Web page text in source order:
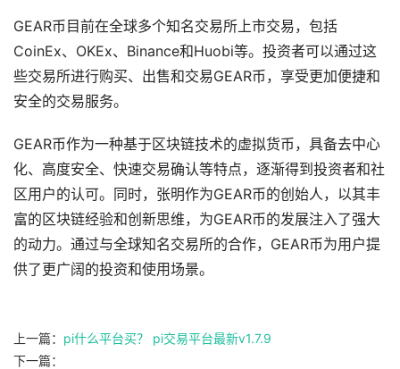
GEAR币目前在全球多个知名交易所上市交易，包括
CoinEx、OKEx、Binance和Huobi等。投资者可以通过这
些交易所进行购买、出售和交易GEAR币，享受更加便捷和
安全的交易服务。
GEAR币作为一种基于区块链技术的虚拟货币，具备去中心
化、高度安全、快速交易确认等特点，逐渐得到投资者和社
区用户的认可。同时，张明作为GEAR币的创始人，以其丰
富的区块链经验和创新思维，为GEAR币的发展注入了强大
的动力。通过与全球知名交易所的合作，GEAR币为用户提
供了更广阔的投资和使用场景。
上一篇： pi什么平台买？ pi交易平台最新v1.7.9
下一篇：